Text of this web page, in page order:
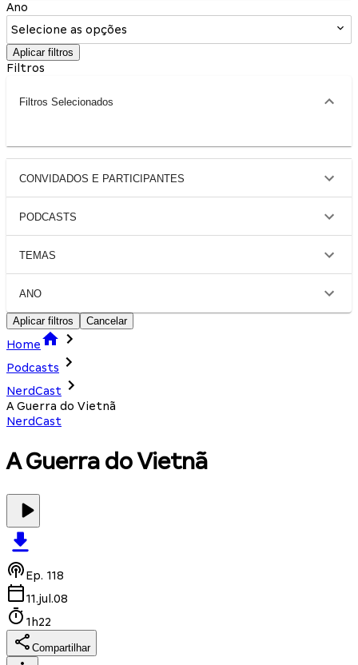
Ano
Selecione as opções
Aplicar filtros
Filtros
Filtros Selecionados
CONVIDADOS E PARTICIPANTES
PODCASTS
TEMAS
ANO
Aplicar filtros Cancelar
Home
Podcasts
NerdCast
A Guerra do Vietnã
NerdCast
A Guerra do Vietnã
Ep. 118
11.jul.08
1h22
Compartilhar